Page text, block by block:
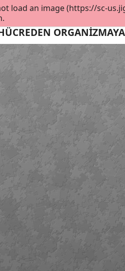
ORGANİZMAYA
load an image (https://sc-